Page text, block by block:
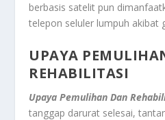
berbasis satelit pun
telepon seluler lumpuh akibat
UPAYA
REHABILITASI
Upaya Pemulihan Dan
tanggap darurat selesai,